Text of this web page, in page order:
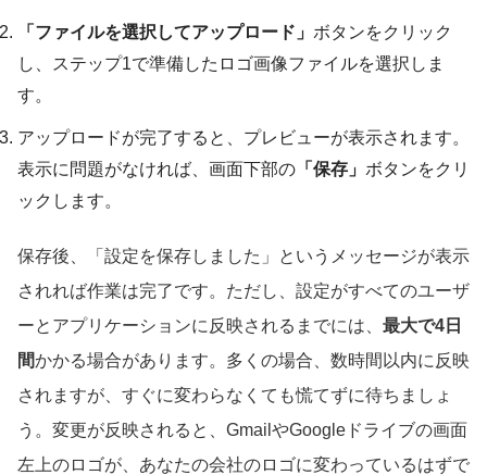
「ファイルを選択してアップロード」 ボタンをクリック
し、ステップ1で準備したロゴ画像ファイルを選択しま
す。
アップロードが完了すると、プレビューが表示されます。
表示に問題がなければ、画面下部の 「保存」 ボタンをクリ
ックします。
保存後、「設定を保存しました」というメッセージが表示
されれば作業は完了です。ただし、設定がすべてのユーザ
ーとアプリケーションに反映されるまでには、 最大で4日
間かかる場合があります。多くの場合、数時間以内に反映
されますが、すぐに変わらなくても慌てずに待ちましょ
う。変更が反映されると、GmailやGoogleドライブの画面
左上のロゴが、あなたの会社のロゴに変わっているはずで